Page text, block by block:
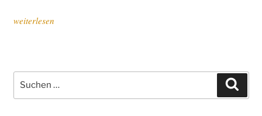
„Eine
Zeit“
weiterlesen
Suche
nach: